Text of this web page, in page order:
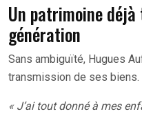
Un patrimoine
génération
Sans ambiguïté, Hugues
transmission de ses biens.
« J’ai tout donné à mes